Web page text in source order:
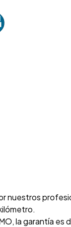
nuestros
la garantía es